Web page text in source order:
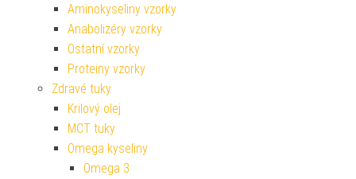
Aminokyseliny vzorky
Anabolizéry vzorky
Ostatní vzorky
Proteiny vzorky
Zdravé tuky
Krilový olej
MCT tuky
Omega kyseliny
Omega 3